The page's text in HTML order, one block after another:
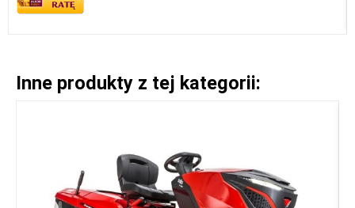
Inne produkty z tej kategorii: